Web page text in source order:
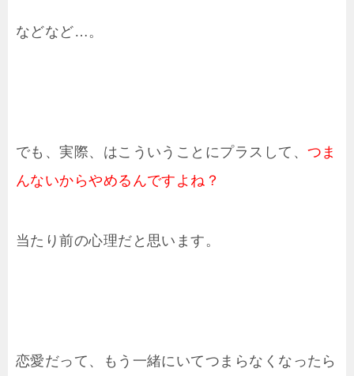
などなど…。
でも、実際、はこういうことにプラスして、 つま
んないからやめるんですよね？
当たり前の心理だと思います。
恋愛だって、もう一緒にいてつまらなくなったら